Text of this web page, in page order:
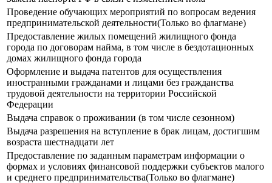
Проведение обучающих мероприятий по вопросам ведения
предпринимательской деятельности(Только во флагмане)
Предоставление жилых помещений жилищного фонда
города по договорам найма, в том числе в бездотационных
домах жилищного фонда города
Оформление и выдача патентов для осуществления
иностранными гражданами и лицами без гражданства
трудовой деятельности на территории Российской
Федерации
Выдача справок о проживании (в том числе сезонном)
Выдача разрешения на вступление в брак лицам, достигшим
возраста шестнадцати лет
Предоставление по заданным параметрам информации о
формах и условиях финансовой поддержки субъектов малого
и среднего предпринимательства(Только во флагмане)